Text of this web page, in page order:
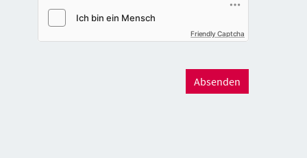
Friendly Captcha
Absenden